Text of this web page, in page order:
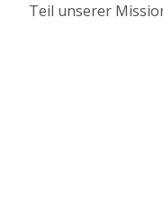
Teil unse­rer